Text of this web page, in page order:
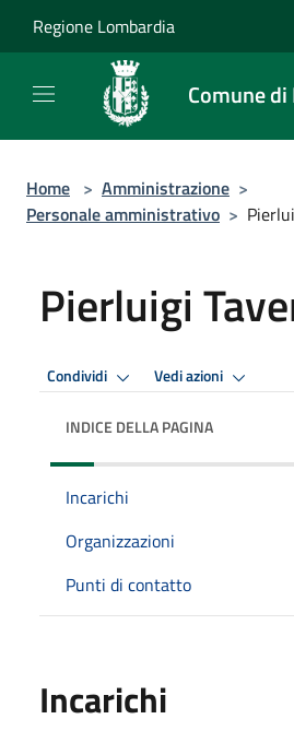
Regione Lombardia
Comune
Home > Amministrazione >
Personale amministrativo >
Pierluigi
Condividi Vedi azioni
INDICE DELLA PAGINA
Incarichi
Organizzazioni
Punti di contatto
Incarichi